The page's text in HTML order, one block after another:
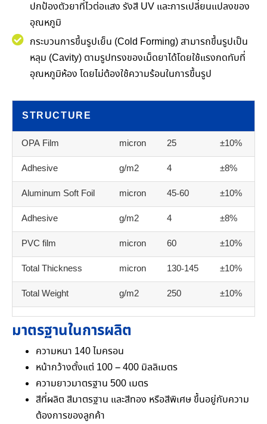
ปกป้องตัวยาที่ไวต่อแสง รังสี UV และการเปลี่ยนแปลงของ
อุณหภูมิ
กระบวนการขึ้นรูปเย็น (Cold Forming) สามารถขึ้นรูปเป็น
หลุม (Cavity) ตามรูปทรงของเม็ดยาได้โดยใช้แรงกดทับที่
อุณหภูมิห้อง โดยไม่ต้องใช้ความร้อนในการขึ้นรูป
STRUCTURE
OPA Film micron 25
±10%
Adhesive
g/m2 4
±8%
Aluminum Soft Foil
micron 45-60
±10%
Adhesive
g/m2 4
±8%
PVC film
micron 60
±10%
Total Thickness
micron 130-145
±10%
Total Weight
g/m2 250 ±10%
มาตรฐานในการผลิต
ความหนา 140 ไมครอน
หน้ากว้างตั้งแต่ 100 – 400 มิลลิเมตร
ความยาวมาตรฐาน 500 เมตร
สีที่ผลิต สีมาตรฐาน และสีทอง หรือสีพิเศษ ขึ้นอยู่กับความ
ต้องการของลูกค้า